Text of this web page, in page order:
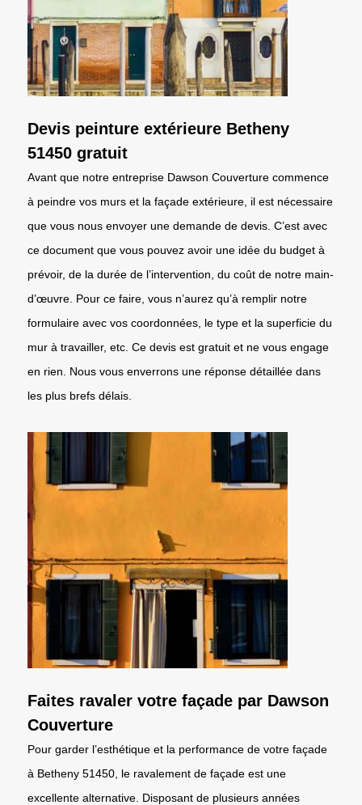
Devis peinture extérieure Betheny
51450 gratuit
Avant que notre entreprise Dawson Couverture commence
à peindre vos murs et la façade extérieure, il est nécessaire
que vous nous envoyer une demande de devis. C’est avec
ce document que vous pouvez avoir une idée du budget à
prévoir, de la durée de l’intervention, du coût de notre main-
d’œuvre. Pour ce faire, vous n’aurez qu’à remplir notre
formulaire avec vos coordonnées, le type et la superficie du
mur à travailler, etc. Ce devis est gratuit et ne vous engage
en rien. Nous vous enverrons une réponse détaillée dans
les plus brefs délais.
Faites ravaler votre façade par Dawson
Couverture
Pour garder l’esthétique et la performance de votre façade
à Betheny 51450, le ravalement de façade est une
excellente alternative. Disposant de plusieurs années